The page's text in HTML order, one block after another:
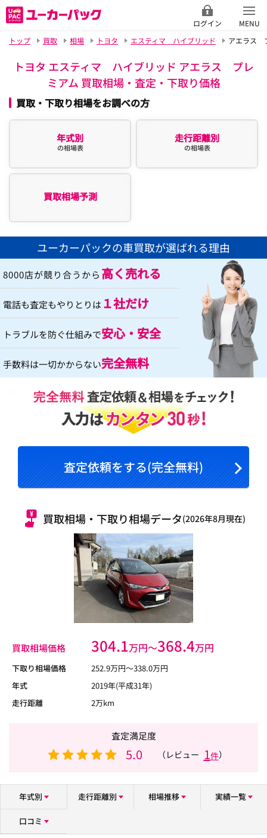
ログイン
MENU
トップ
買取 相場 トヨタ エスティマ ハイブリッド アエラス
トヨタ エスティマ ハイブリッド アエラス プレ
ミアム 買取相場・査定・下取り価格
買取・下取り相場をお調べの方
年式別
の相場表
走行距離別
の相場表
買取相場予測
ユーカーパックの車買取が選ばれる理由
8000店が競り合うから 高く売れる
電話も査定もやりとりは １社だけ
トラブルを防ぐ仕組みで安心・安全
手数料は一切かからない完全無料
査定依頼をする(完全無料)
買取相場・下取り相場データ(2026年8月現在)
買取相場価格 304.1万円〜368.4万円
下取り相場価格 252.9万円〜338.0万円
年式
2019年(平成31年)
走行距離
2万km
査定満足度
5.0 （レビュー 1件）
年式別 走行距離別 相場推移 実績一覧
口コミ